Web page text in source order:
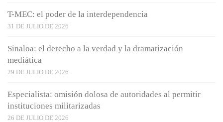
T-MEC: el poder de la interdependencia
31 DE JULIO DE 2026
Sinaloa: el derecho a la verdad y la dramatización
mediática
29 DE JULIO DE 2026
Especialista: omisión dolosa de autoridades al permitir
instituciones militarizadas
26 DE JULIO DE 2026